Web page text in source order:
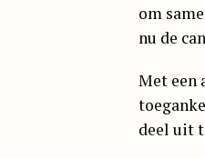
om
nu de
Met een
deel uit